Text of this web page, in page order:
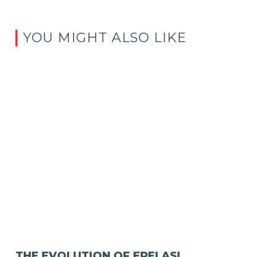
YOU MIGHT ALSO LIKE